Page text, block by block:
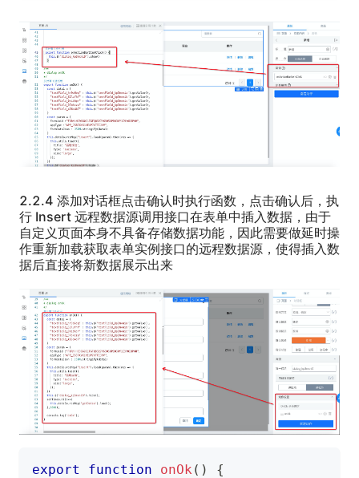
2.2.4 添加对话框点击确认时执行函数，点击确认后，执
行 Insert 远程数据源调用接口在表单中插入数据，由于
自定义页面本身不具备存储数据功能，因此需要做延时操
作重新加载获取表单实例接口的远程数据源，使得插入数
据后直接将新数据展示出来
export function onOk ( )
{